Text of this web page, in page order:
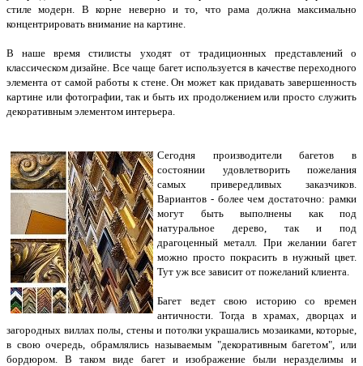
стиле модерн. В корне неверно и то, что рама должна максимально
концентрировать внимание на картине.
В наше время стилисты уходят от традиционных представлений о
классическом дизайне. Все чаще багет используется в качестве переходного
элемента от самой работы к стене. Он может как придавать завершенность
картине или фотографии, так и быть их продолжением или просто служить
декоративным элементом интерьера.
Сегодня производители багетов в
состоянии удовлетворить пожелания
самых привередливых заказчиков.
Вариантов - более чем достаточно: рамки
могут быть выполнены как под
натуральное дерево, так и под
драгоценный металл. При желании багет
можно просто покрасить в нужный цвет.
Тут уж все зависит от пожеланий клиента.
Багет ведет свою историю со времен
античности. Тогда в храмах, дворцах и
загородных виллах полы, стены и потолки украшались мозаиками, которые,
в свою очередь, обрамлялись называемым "декоративным багетом", или
бордюром. В таком виде багет и изображение были неразделимы и